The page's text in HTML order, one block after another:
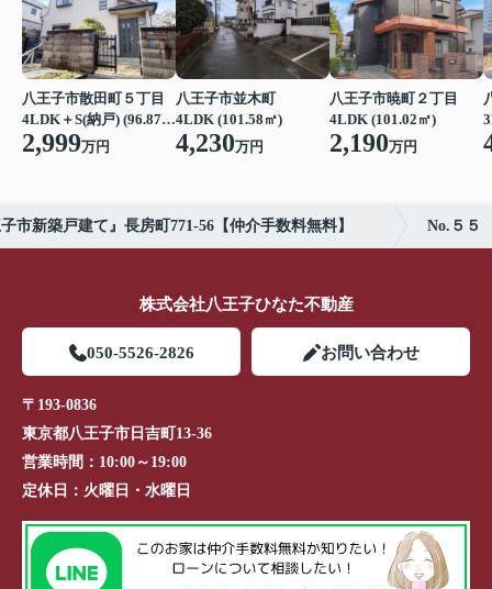
八王子市散田町５丁目
4LDK＋S(納戸) (96.87㎡)
2,999万円
八王子市並木町
4LDK (101.58㎡)
4,230万円
八王子市暁町２丁目
4LDK (101.02㎡)
2,190万円
市新築戸建て』長房町771-56【仲介手数料無料】 No.５５
株式会社八王子ひなた不動産
050-5526-2826 お問い合わせ
〒193-0836
東京都八王子市日吉町13-36
営業時間： 10:00～19:00
定休日： 火曜日・水曜日